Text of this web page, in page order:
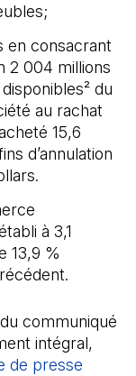
en consacrant
2 004 millions
du
au rachat
15,6
d’annulation
à 3,1
13,9 %
communiqué
intégral,
de presse